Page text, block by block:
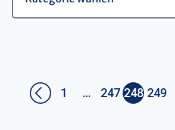
1 … 247 248 249